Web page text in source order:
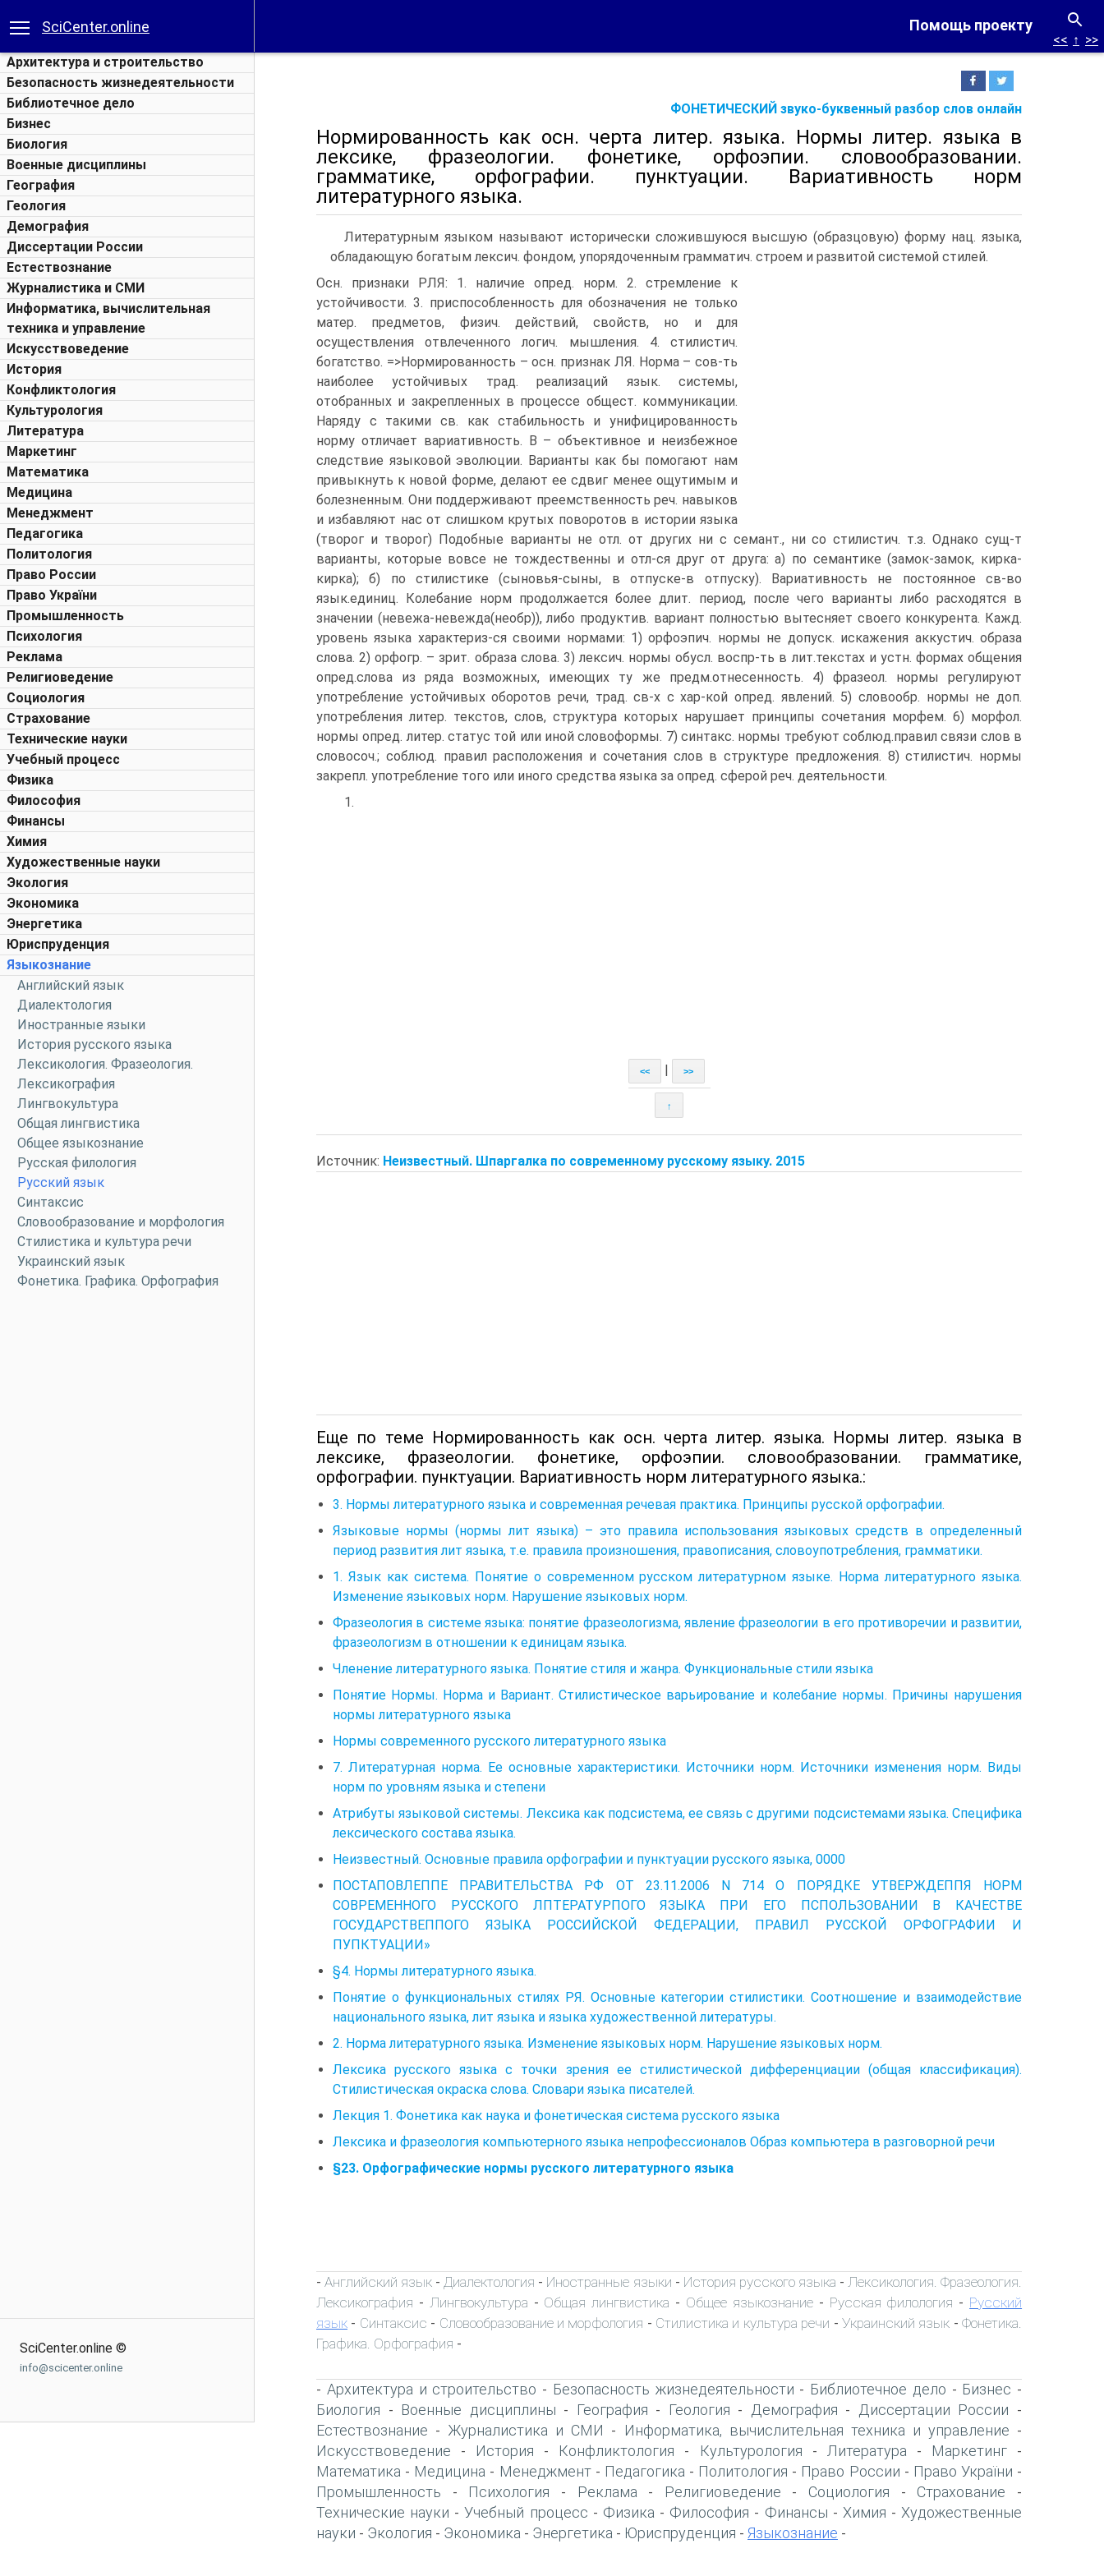
Помощь проекту
SciCenter.online
Архитектура и строительство
Безопасность жизнедеятельности
Библиотечное дело
Бизнес
Биология
Военные дисциплины
География
Геология
Демография
Диссертации России
Естествознание
Журналистика и СМИ
Информатика, вычислительная
техника и управление
Искусствоведение
История
Конфликтология
Культурология
Литература
Маркетинг
Математика
Медицина
Менеджмент
Педагогика
Политология
Право России
Право України
Промышленность
Психология
Реклама
Религиоведение
Социология
Страхование
Технические науки
Учебный процесс
Физика
Философия
Финансы
Химия
Художественные науки
Экология
Экономика
Энергетика
Юриспруденция
Языкознание
Английский язык
Диалектология
Иностранные языки
История русского языка
Лексикология. Фразеология.
Лексикография
Лингвокультура
Общая лингвистика
Общее языкознание
Русская филология
Русский язык
Синтаксис
Словообразование и морфология
Стилистика и культура речи
Украинский язык
Фонетика. Графика. Орфография
SciCenter.online ©
info@scicenter.online
ФОНЕТИЧЕСКИЙ звуко-буквенный разбор слов онлайн
<< ↑ >>
Нормированность как осн. черта литер. языка. Нормы литер. языка в
лексике, фразеологии. фонетике, орфоэпии. словообразовании.
грамматике, орфографии. пунктуации. Вариативность норм
литературного языка.
Литературным языком называют исторически сложившуюся высшую (образцовую) форму нац. языка,
обладающую богатым лексич. фондом, упорядоченным грамматич. строем и развитой системой стилей.
Осн. признаки РЛЯ: 1. наличие опред. норм. 2. стремление к
устойчивости. 3. приспособленность для обозначения не только
матер. предметов, физич. действий, свойств, но и для
осуществления отвлеченного логич. мышления. 4. стилистич.
богатство. =>Нормированность – осн. признак ЛЯ. Норма – сов-ть
наиболее устойчивых трад. реализаций язык. системы,
отобранных и закрепленных в процессе общест. коммуникации.
Наряду с такими св. как стабильность и унифицированность
норму отличает вариативность. В – объективное и неизбежное
следствие языковой эволюции. Варианты как бы помогают нам
привыкнуть к новой форме, делают ее сдвиг менее ощутимым и
болезненным. Они поддерживают преемственность реч. навыков
и избавляют нас от слишком крутых поворотов в истории языка
(творог и творог) Подобные варианты не отл. от других ни с семант., ни со стилистич. т.з. Однако сущ-т
варианты, которые вовсе не тождественны и отл-ся друг от друга: а) по семантике (замок-замок, кирка-
кирка); б) по стилистике (сыновья-сыны, в отпуске-в отпуску). Вариативность не постоянное св-во
язык.единиц. Колебание норм продолжается более длит. период, после чего варианты либо расходятся в
значении (невежа-невежда(необр)), либо продуктив. вариант полностью вытесняет своего конкурента. Кажд.
уровень языка характериз-ся своими нормами: 1) орфоэпич. нормы не допуск. искажения аккустич. образа
слова. 2) орфогр. – зрит. образа слова. 3) лексич. нормы обусл. воспр-ть в лит.текстах и устн. формах общения
опред.слова из ряда возможных, имеющих ту же предм.отнесенность. 4) фразеол. нормы регулируют
употребление устойчивых оборотов речи, трад. св-х с хар-кой опред. явлений. 5) словообр. нормы не доп.
употребления литер. текстов, слов, структура которых нарушает принципы сочетания морфем. 6) морфол.
нормы опред. литер. статус той или иной словоформы. 7) синтакс. нормы требуют соблюд.правил связи слов в
словосоч.; соблюд. правил расположения и сочетания слов в структуре предложения. 8) стилистич. нормы
закрепл. употребление того или иного средства языка за опред. сферой реч. деятельности.
1.
<< >>
↑
Источник: Неизвестный. Шпаргалка по современному русскому языку. 2015
Еще по теме Нормированность как осн. черта литер. языка. Нормы литер. языка в
лексике, фразеологии. фонетике, орфоэпии. словообразовании. грамматике,
орфографии. пунктуации. Вариативность норм литературного языка.:
3. Нормы литературного языка и современная речевая практика. Принципы русской орфографии.
Языковые нормы (нормы лит языка) – это правила использования языковых средств в определенный
период развития лит языка, т.е. правила произношения, правописания, словоупотребления, грамматики.
1. Язык как система. Понятие о современном русском литературном языке. Норма литературного языка.
Изменение языковых норм. Нарушение языковых норм.
Фразеология в системе языка: понятие фразеологизма, явление фразеологии в его противоречии и развитии,
фразеологизм в отношении к единицам языка.
Членение литературного языка. Понятие стиля и жанра. Функциональные стили языка
Понятие Нормы. Норма и Вариант. Стилистическое варьирование и колебание нормы. Причины нарушения
нормы литературного языка
Нормы современного русского литературного языка
7. Литературная норма. Ее основные характеристики. Источники норм. Источники изменения норм. Виды
норм по уровням языка и степени
Атрибуты языковой системы. Лексика как подсистема, ее связь с другими подсистемами языка. Специфика
лексического состава языка.
Неизвестный. Основные правила орфографии и пунктуации русского языка, 0000
ПОСТАПОВЛЕППЕ ПРАВИТЕЛЬСТВА РФ ОТ 23.11.2006 N 714 О ПОРЯДКЕ УТВЕРЖДЕППЯ НОРМ
СОВРЕМЕННОГО РУССКОГО ЛПТЕРАТУРПОГО ЯЗЫКА ПРИ ЕГО ПСПОЛЬЗОВАНИИ В КАЧЕСТВЕ
ГОСУДАРСТВЕППОГО ЯЗЫКА РОССИЙСКОЙ ФЕДЕРАЦИИ, ПРАВИЛ РУССКОЙ ОРФОГРАФИИ И
ПУПКТУАЦИИ»
§4. Нормы литературного языка.
Понятие о функциональных стилях РЯ. Основные категории стилистики. Соотношение и взаимодействие
национального языка, лит языка и языка художественной литературы.
2. Норма литературного языка. Изменение языковых норм. Нарушение языковых норм.
Лексика русского языка с точки зрения ее стилистической дифференциации (общая классификация).
Стилистическая окраска слова. Словари языка писателей.
Лекция 1. Фонетика как наука и фонетическая система русского языка
Лексика и фразеология компьютерного языка непрофессионалов Образ компьютера в разговорной речи
§23. Орфографические нормы русского литературного языка
-Английский язык - Диалектология - Иностранные языки - История русского языка - Лексикология. Фразеология.
Лексикография - Лингвокультура - Общая лингвистика - Общее языкознание- Русская филология - Русский
язык - Синтаксис - Словообразование и морфология - Стилистика и культура речи - Украинский язык - Фонетика.
Графика. Орфография -
- Архитектура и строительство - Безопасность жизнедеятельности - Библиотечное дело - Бизнес -
Биология - Военные дисциплины - География - Геология - Демография - Диссертации России -
Естествознание - Журналистика и СМИ - Информатика, вычислительная техника и управление -
Искусствоведение - История - Конфликтология - Культурология - Литература - Маркетинг-
Математика - Медицина - Менеджмент- Педагогика - Политология - Право России - Право України -
Промышленность - Психология - Реклама - Религиоведение - Социология - Страхование -
Технические науки -Учебный процесс - Физика - Философия - Финансы - Химия - Художественные
науки - Экология - Экономика - Энергетика - Юриспруденция - Языкознание -